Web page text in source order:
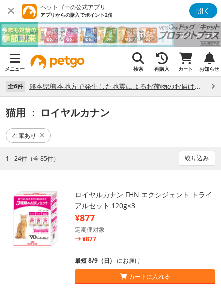
ペットゴーの公式アプリ
アプリからの購入でポイント2倍 開く
メニュー 検索 再購入 カート お知らせ
全6件 熊本県熊本地方で発生した地震によるお荷物のお届け状況について （7/28）
猫用 ： ロイヤルカナン
在庫あり
1 - 24件（全 85件） 絞り込み
ロイヤルカナン FHN エクシジェント トライ
アルセット 120g×3
¥877
定期便対象
¥877
最短 8/9（日） にお届け
カートに入れる